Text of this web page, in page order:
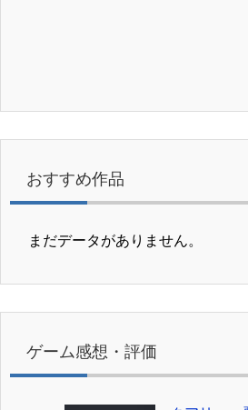
おすすめ作品
まだデータがありません。
ゲーム感想・評価